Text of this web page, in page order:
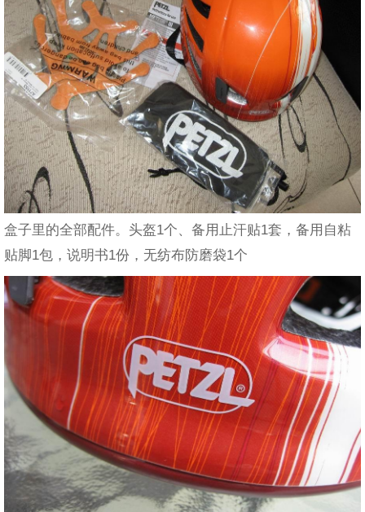
盒子里的全部配件。头盔1个、备用止汗贴1套，备用自粘
贴脚1包，说明书1份，无纺布防磨袋1个